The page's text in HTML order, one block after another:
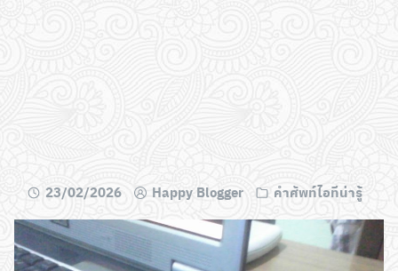
23/02/2026 Happy Blogger คำศัพท์ไอทีน่ารู้